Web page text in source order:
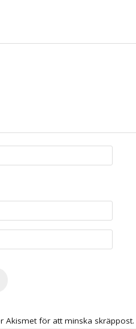
Akismet för att minska skräppost.